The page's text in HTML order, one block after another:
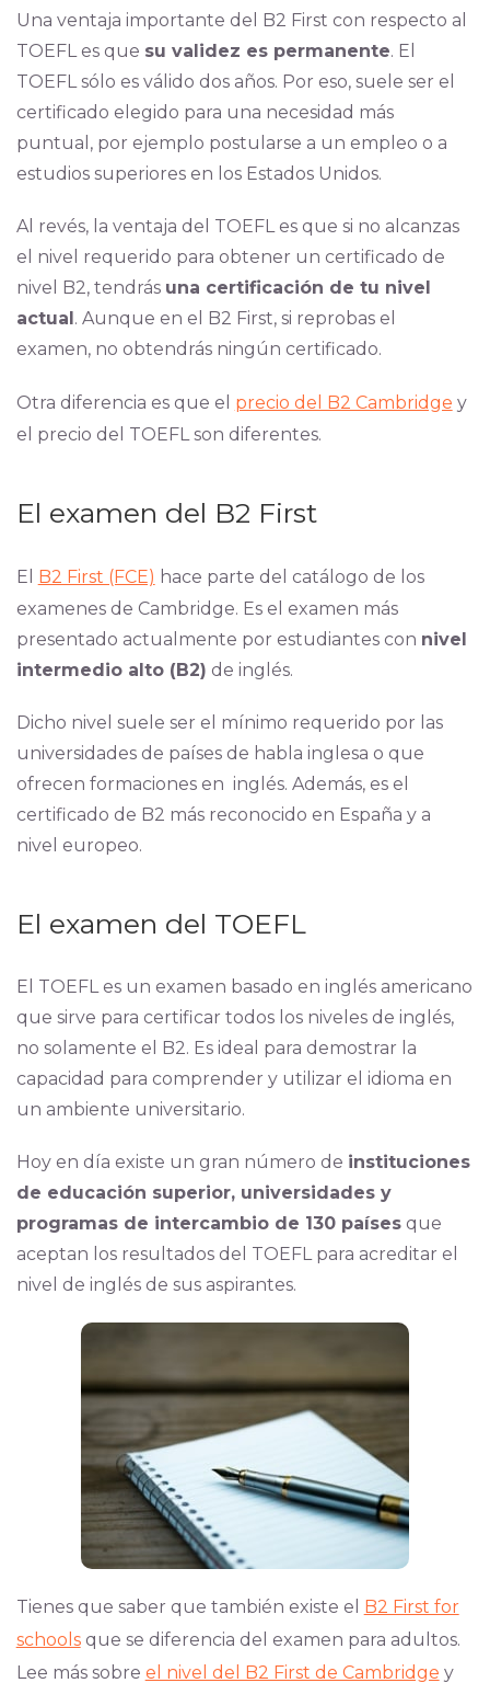
Una ventaja importante del B2 First con respecto al
TOEFL es que su validez es permanente. El
TOEFL sólo es válido dos años. Por eso, suele ser el
certificado elegido para una necesidad más
puntual, por ejemplo postularse a un empleo o a
estudios superiores en los Estados Unidos.
Al revés, la ventaja del TOEFL es que si no alcanzas
el nivel requerido para obtener un certificado de
nivel B2, tendrás una certificación de tu nivel
actual. Aunque en el B2 First, si reprobas el
examen, no obtendrás ningún certificado.
Otra diferencia es que el precio del B2 Cambridge y
el precio del TOEFL son diferentes.
El examen del B2 First
El B2 First (FCE) hace parte del catálogo de los
examenes de Cambridge. Es el examen más
presentado actualmente por estudiantes con nivel
intermedio alto (B2) de inglés.
Dicho nivel suele ser el mínimo requerido por las
universidades de países de habla inglesa o que
ofrecen formaciones en inglés. Además, es el
certificado de B2 más reconocido en España y a
nivel europeo.
El examen del TOEFL
El TOEFL es un examen basado en inglés americano
que sirve para certificar todos los niveles de inglés,
no solamente el B2. Es ideal para demostrar la
capacidad para comprender y utilizar el idioma en
un ambiente universitario.
Hoy en día existe un gran número de instituciones
de educación superior, universidades y
programas de intercambio de 130 paísesque
aceptan los resultados del TOEFL para acreditar el
nivel de inglés de sus aspirantes.
Tienes que saber que también existe el B2 First for
schoolsque se diferencia del examen para adultos.
Lee más sobre el nivel del B2 First de Cambridge y